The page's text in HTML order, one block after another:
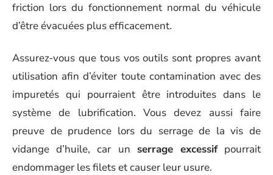
friction lors du fonctionnement normal du véhicule
d’être évacuées plus efficacement.
Assurez-vous que tous vos outils sont propres avant
utilisation afin d’éviter toute contamination avec des
impuretés qui pourraient être introduites dans le
système de lubrification. Vous devez aussi faire
preuve de prudence lors du serrage de la vis de
vidange d’huile, car un serrage excessifpourrait
endommager les filets et causer leur usure.